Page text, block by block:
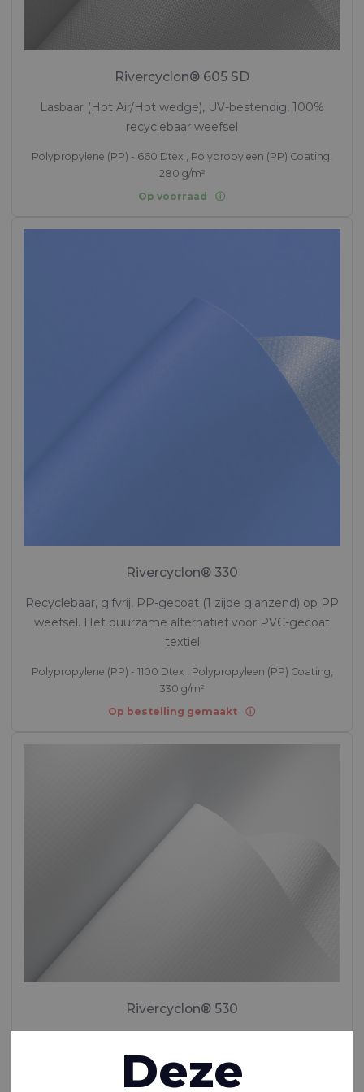
Weefsels voor Overkappingen en tenten
EPEA Circularity Passport Rivercyclon
gezondheid, terugwinbaarheid en CO2-voetafdruk
Rivercyclon® 605 SD
Lasbaar (Hot Air/Hot wedge), UV-bestendig, 100%
recyclebaar weefsel
Polypropylene (PP) - 660 Dtex , Polypropyleen (PP) Coating,
280 g/m²
Op voorraad
Rivercyclon® 330
Recyclebaar, gifvrij, PP-gecoat (1 zijde glanzend) op PP
weefsel. Het duurzame alternatief voor PVC-gecoat
textiel
Polypropylene (PP) - 1100 Dtex , Polypropyleen (PP) Coating,
330 g/m²
Op bestelling gemaakt
Rivercyclon® 530
giftig alternatief voor PVC-gecoat weefsel
Polypropylene (PP) - 1100 Dtex , Polypropyleen (PP) Coating,
Deze